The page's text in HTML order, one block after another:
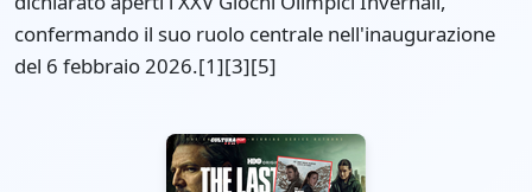
confermando il suo ruolo centrale nell'inaugurazione
del 6 febbraio 2026.[1][3][5]